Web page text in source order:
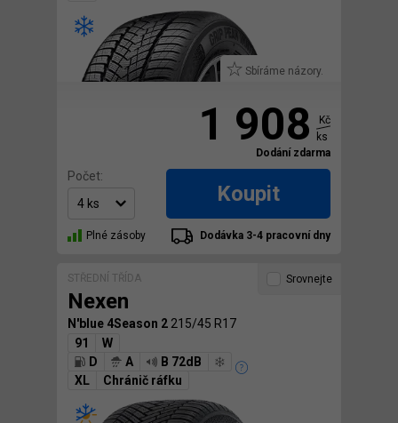
Sbíráme názory.
1 908
Kč
ks
Dodání zdarma
Počet:
Koupit
Plné zásoby Dodávka 3-4 pracovní dny
STŘEDNÍ TŘÍDA
Nexen
N'blue 4Season 2 215/45 R17
91
W
D
A
B 72dB
XL
Chránič ráfku
Srovnejte